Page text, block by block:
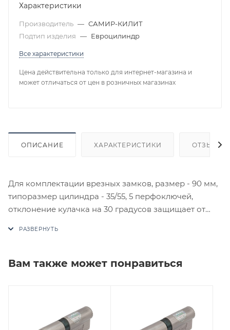
Характеристики
Производитель — САМИР-КИЛИТ
Подтип изделия — Евроцилиндр
Все характеристики
Цена действительна только для интернет-магазина и
может отличаться от цен в розничных магазинах
ОПИСАНИЕ ХАРАКТЕРИСТИКИ ОТЗЫВЫ
Для комплектации врезных замков, размер - 90 мм,
типоразмер цилиндра - 35/55, 5 перфоключей,
отклонение кулачка на 30 градусов защищает от
в счете может быть предложен аналог на
окончательными. После оформления заказа
приходит письмо только для подтверждения, что
Вам также может понравиться